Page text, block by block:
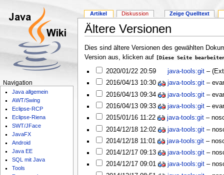
Ältere Versionen
Dies sind ältere Versionen des gewählten
Version aus, klicken auf [Diese Seite
2020/01/22 20:59 java-tools:git–
2016/04/13 10:30
java-tools:git–
2016/04/13 09:34
java-tools:git–
2016/04/13 09:33
java-tools:git–
2015/01/16 11:22
java-tools:git–
2014/12/18 12:02
java-tools:git–
2014/12/18 11:01
java-tools:git–
2014/12/17 09:13
java-tools:git–
2014/12/17 09:01
java-tools:git–
Artikel Diskussion Zeige Quelltext
Navigation
Java allgemein
AWT/Swing
Eclipse-RCP
Eclipse-Riena
SWT/JFace
JavaFX
Android
Java EE
SQL mit Java
Tools